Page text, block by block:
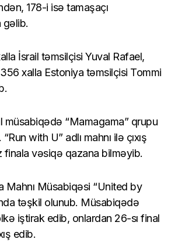
178-i isə tamaşaçı
gəlib.
İsrail təmsilçisi Yuval Rafael,
xalla Estoniya təmsilçisi Tommi
müsabiqədə “Mamagama” qrupu
with U” adlı mahnı ilə çıxış
finala vəsiqə qazana bilməyib.
Mahnı Müsabiqəsi “United by
təşkil olunub. Müsabiqədə
iştirak edib, onlardan 26-sı final
edib.